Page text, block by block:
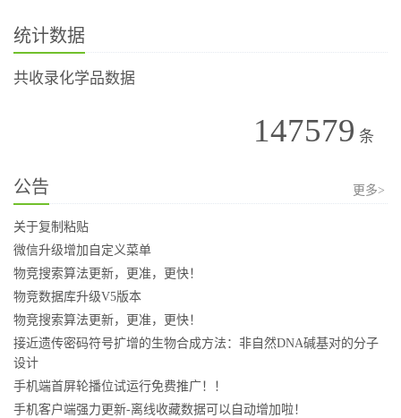
统计数据
共收录化学品数据
147579 条
公告 更多>
关于复制粘贴
微信升级增加自定义菜单
物竞搜索算法更新，更准，更快！
物竞数据库升级V5版本
物竞搜索算法更新，更准，更快！
接近遗传密码符号扩增的生物合成方法：非自然DNA碱基对的分子
设计
手机端首屏轮播位试运行免费推广！！
手机客户端强力更新-离线收藏数据可以自动增加啦！